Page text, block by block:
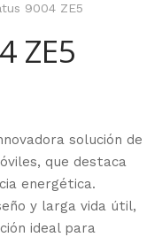
9004 ZE5
ZE5
solución de
que destaca
energética.
y larga vida útil,
ideal para